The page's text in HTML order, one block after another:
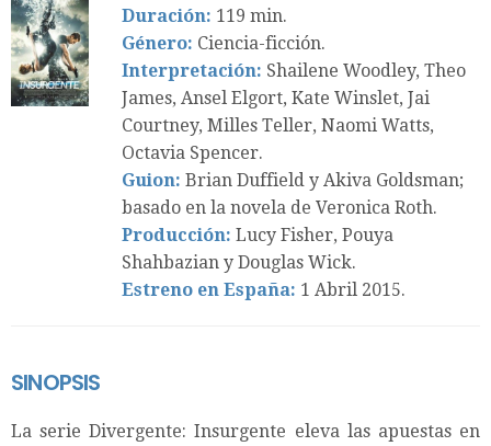
Duración: 119 min.
Género: Ciencia-ficción.
Interpretación: Shailene Woodley, Theo
James, Ansel Elgort, Kate Winslet, Jai
Courtney, Milles Teller, Naomi Watts,
Octavia Spencer.
Guion: Brian Duffield y Akiva Goldsman;
basado en la novela de Veronica Roth.
Producción: Lucy Fisher, Pouya
Shahbazian y Douglas Wick.
Estreno en España: 1 Abril 2015.
SINOPSIS
La serie Divergente: Insurgente eleva las apuestas en